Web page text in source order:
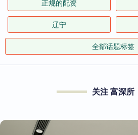
正规的配资
辽宁
全部话题标签
关注 富深所